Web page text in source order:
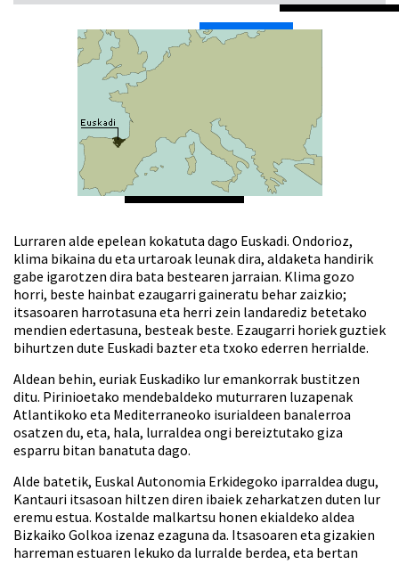
Lurraren alde epelean kokatuta dago Euskadi. Ondorioz,
klima bikaina du eta urtaroak leunak dira, aldaketa handirik
gabe igarotzen dira bata bestearen jarraian. Klima gozo
horri, beste hainbat ezaugarri gaineratu behar zaizkio;
itsasoaren harrotasuna eta herri zein landarediz betetako
mendien edertasuna, besteak beste. Ezaugarri horiek guztiek
bihurtzen dute Euskadi bazter eta txoko ederren herrialde.
Aldean behin, euriak Euskadiko lur emankorrak bustitzen
ditu. Pirinioetako mendebaldeko muturraren luzapenak
Atlantikoko eta Mediterraneoko isurialdeen banalerroa
osatzen du, eta, hala, lurraldea ongi bereiztutako giza
esparru bitan banatuta dago.
Alde batetik, Euskal Autonomia Erkidegoko iparraldea dugu,
Kantauri itsasoan hiltzen diren ibaiek zeharkatzen duten lur
eremu estua. Kostalde malkartsu honen ekialdeko aldea
Bizkaiko Golkoa izenaz ezaguna da. Itsasoaren eta gizakien
harreman estuaren lekuko da lurralde berdea, eta bertan